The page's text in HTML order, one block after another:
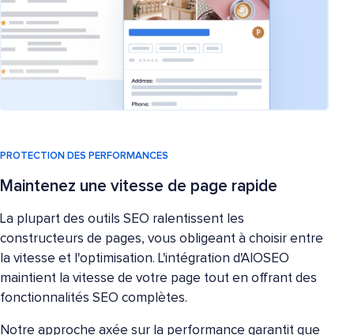
PROTECTION DES PERFORMANCES
Maintenez une vitesse de page rapide
La plupart des outils SEO ralentissent les
constructeurs de pages, vous obligeant à choisir entre
la vitesse et l'optimisation. L'intégration d'AIOSEO
maintient la vitesse de votre page tout en offrant des
fonctionnalités SEO complètes.
Notre approche axée sur la performance garantit que